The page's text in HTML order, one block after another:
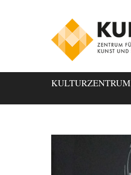
KULTURZENTRUM